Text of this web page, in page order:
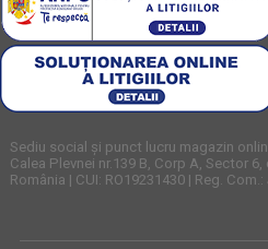
Sediu social și punct lucru magazin
Calea Plevnei nr.139 B, Corp A, Sector
România | CUI: RO19231430 | Reg.